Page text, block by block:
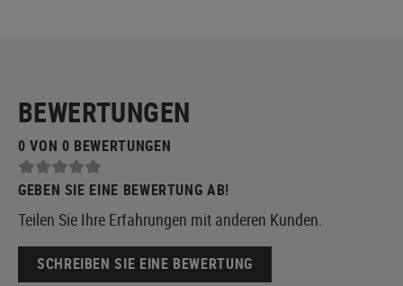
BEWERTUNGEN
0 VON 0 BEWERTUNGEN
GEBEN SIE EINE BEWERTUNG AB!
Teilen Sie Ihre Erfahrungen mit anderen Kunden.
SCHREIBEN SIE EINE BEWERTUNG